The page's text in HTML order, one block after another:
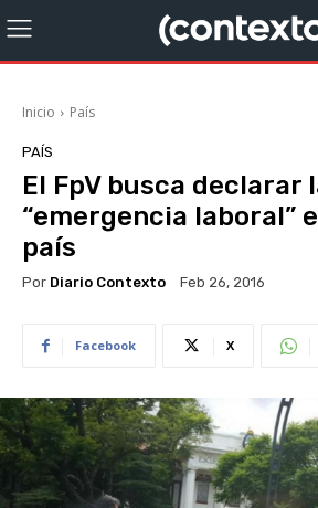
Inicio País
PAÍS
El FpV busca declarar
“emergencia laboral”
país
Por Diario Contexto Feb 26, 2016
Facebook X